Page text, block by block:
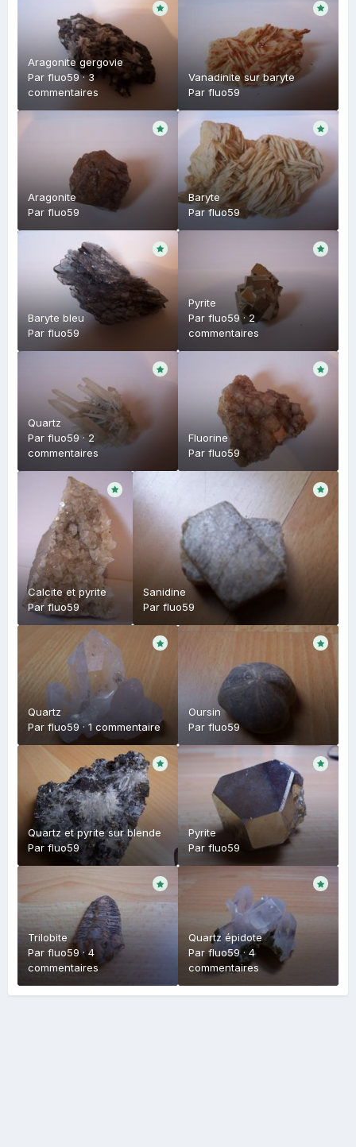
Aragonite gergovie
Par fluo59·3
commentaires
Vanadinite sur baryte
Par fluo59
Aragonite
Par fluo59
Baryte
Parfluo59
Baryte bleu
Par fluo59
Pyrite
Par fluo59 ·2
commentaires
Quartz
Par fluo59· 2
commentaires
Fluorine
Par fluo59
Calcite et pyrite
Parfluo59
Sanidine
Parfluo59
Quartz
Par fluo59·1 commentaire
Oursin
Par fluo59
Quartz et pyrite sur blende
Parfluo59
Pyrite
Par fluo59
Trilobite
Par fluo59·4
commentaires
Quartz épidote
Parfluo59·4
commentaires